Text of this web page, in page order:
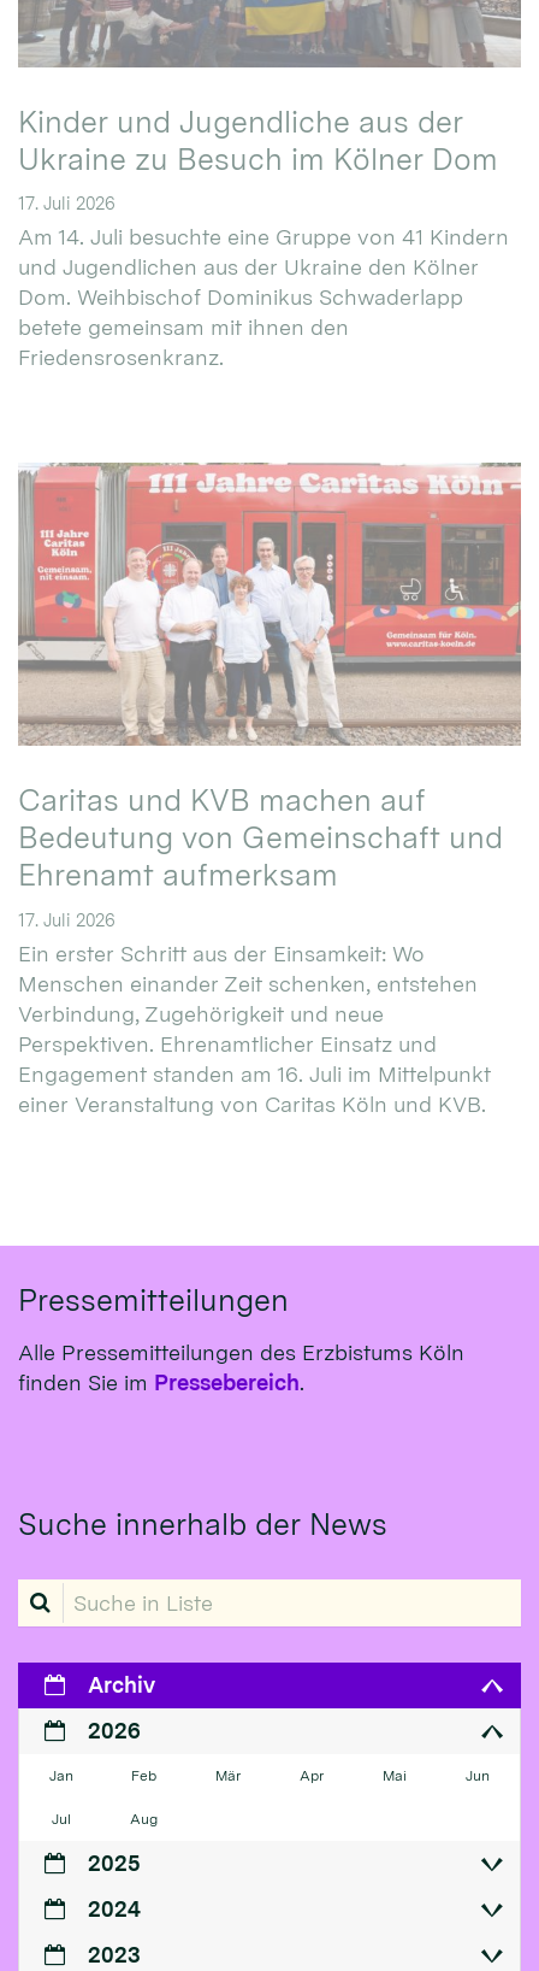
Kinder und Jugendliche aus der
Ukraine zu Besuch im Kölner Dom
17. Juli 2026
Am 14. Juli besuchte eine Gruppe von 41 Kindern
und Jugendlichen aus der Ukraine den Kölner
Dom. Weihbischof Dominikus Schwaderlapp
betete gemeinsam mit ihnen den
Friedensrosenkranz.
Caritas und KVB machen auf
Bedeutung von Gemeinschaft und
Ehrenamt aufmerksam
17. Juli 2026
Ein erster Schritt aus der Einsamkeit: Wo
Menschen einander Zeit schenken, entstehen
Verbindung, Zugehörigkeit und neue
Perspektiven. Ehrenamtlicher Einsatz und
Engagement standen am 16. Juli im Mittelpunkt
einer Veranstaltung von Caritas Köln und KVB.
Pressemitteilungen
Alle Pressemitteilungen des Erzbistums Köln
finden Sie im Pressebereich.
Suche innerhalb der News
Suche in Liste
Archiv
2026
Jan Feb Mär Apr Mai Jun
Jul Aug
2025
2024
2023